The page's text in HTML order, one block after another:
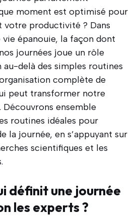
moment est optimisé pour
productivité ? Dans
vie épanouie, la façon dont
journées joue un rôle
au-delà des simples routines
complète de
peut transformer notre
Découvrons ensemble
routines idéales pour
la journée, en s’appuyant sur
scientifiques et les
définit une journée
les experts ?